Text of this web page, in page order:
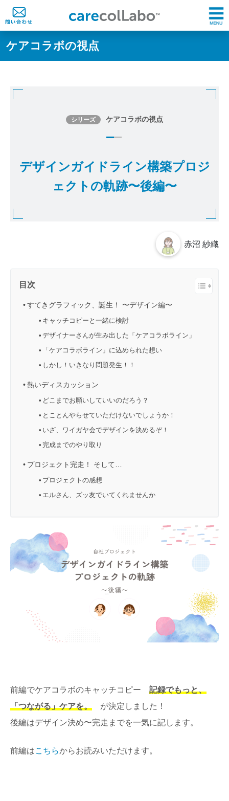
ケアコラボの視点
シリーズ ケアコラボの視点
デザインガイドライン構築プロジ
ェクトの軌跡〜後編〜
赤沼 紗織
目次
すてきグラフィック、誕生！ 〜デザイン編〜
キャッチコピーと一緒に検討
デザイナーさんが生み出した「ケアコラボライン」
「ケアコラボライン」に込められた想い
しかし！いきなり問題発生！！
熱いディスカッション
どこまでお願いしていいのだろう？
とことんやらせていただけないでしょうか！
いざ、ワイガヤ会でデザインを決めるぞ！
完成までのやり取り
プロジェクト完走！ そして…
プロジェクトの感想
エルさん、ズッ友でいてくれませんか
前編でケアコラボのキャッチコピー 記録でもっと、
「つながる」ケアを。 が決定しました！
後編はデザイン決め〜完走までを一気に記します。
前編はこちらからお読みいただけます。